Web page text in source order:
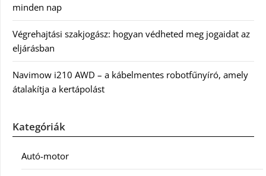
minden nap
Végrehajtási szakjogász: hogyan védheted meg jogaidat az
eljárásban
Navimow i210 AWD – a kábelmentes robotfűnyíró, amely
átalakítja a kertápolást
Kategóriák
Autó-motor